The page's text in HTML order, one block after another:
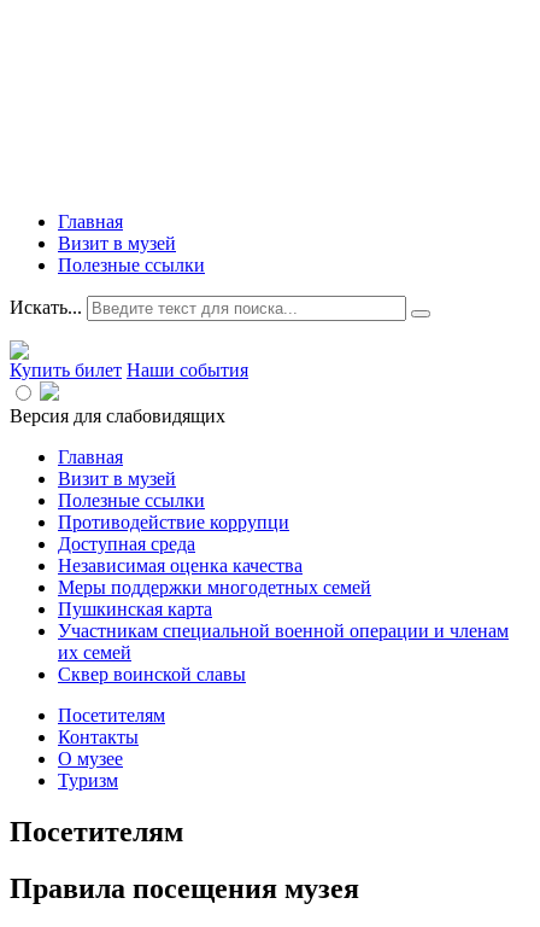
Главная
Визит в музей
Полезные ссылки
Искать...
Купить билет Наши события
Версия для слабовидящих
Главная
Визит в музей
Полезные ссылки
Противодействие коррупци
Доступная среда
Независимая оценка качества
Меры поддержки многодетных семей
Пушкинская карта
Участникам специальной военной операции и членам
их семей
Сквер воинской славы
Посетителям
Контакты
О музее
Туризм
Посетителям
Правила посещения музея